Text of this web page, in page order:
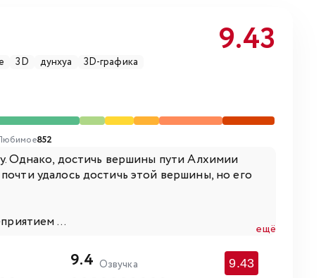
9.43
3D дунхуа
3D-графика
852
Однако, достичь вершины пути Алхимии
удалось достичь этой вершины, но его
...
ещё
9.4 Озвучка 9.43